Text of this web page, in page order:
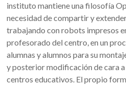
instituto mantiene una filosofía
necesidad de compartir y
trabajando con robots impresos
profesorado del centro, en un
alumnas y alumnos para su
y posterior modificación de cara
centros educativos. El propio